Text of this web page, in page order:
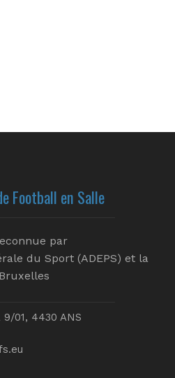
Football en Salle
par
du Sport (ADEPS) et la
01, 4430 ANS